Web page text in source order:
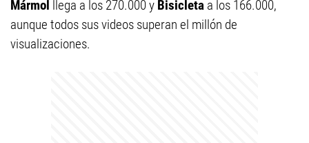
Mármol llega a los 270.000 y Bisicleta a los 166.000,
aunque todos sus videos superan el millón de
visualizaciones.